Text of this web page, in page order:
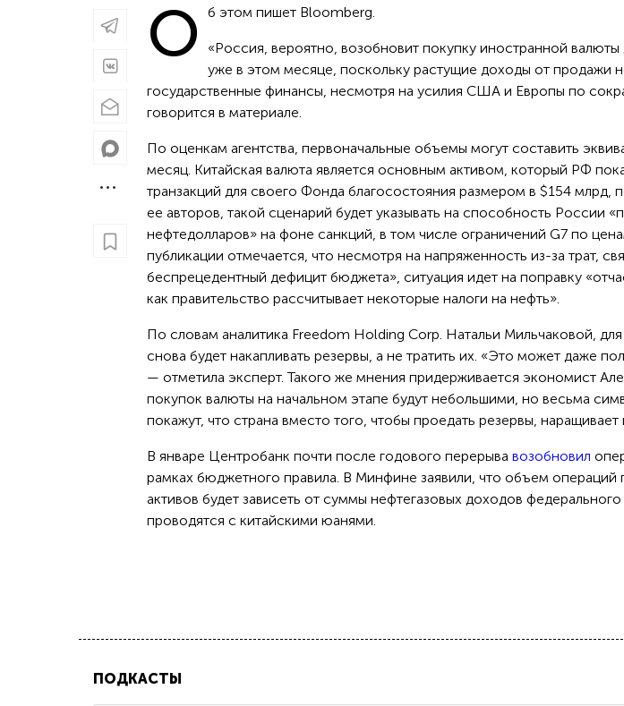
О б этом пишет Bloomberg.
«Россия, вероятно, возобновит покупку иностранной
уже в этом месяце, поскольку растущие доходы от продажи
государственные финансы, несмотря на усилия США и Европы по
говорится в материале.
По оценкам агентства, первоначальные объемы могут составить
месяц. Китайская валюта является основным активом, который РФ
транзакций для своего Фонда благосостояния размером в $154 млрд,
ее авторов, такой сценарий будет указывать на способность России
нефтедолларов» на фоне санкций, в том числе ограничений G7 по
публикации отмечается, что несмотря на напряженность из-за трат,
беспрецедентный дефицит бюджета», ситуация идет на поправку
как правительство рассчитывает некоторые налоги на нефть».
По словам аналитика Freedom Holding Corp. Натальи Мильчаковой,
снова будет накапливать резервы, а не тратить их. «Это может даже
— отметила эксперт. Такого же мнения придерживается экономист
покупок валюты на начальном этапе будут небольшими, но весьма
покажут, что страна вместо того, чтобы проедать резервы,
В январе Центробанк почти после годового перерыва возобновил
рамках бюджетного правила. В Минфине заявили, что объем
активов будет зависеть от суммы нефтегазовых доходов
проводятся с китайскими юанями.
ПОДКАСТЫ